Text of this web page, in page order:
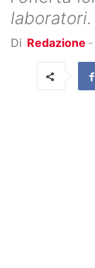
laboratori.
Di Redazione -